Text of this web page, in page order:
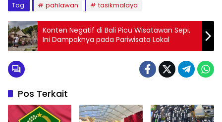
Tag: pahlawan tasikmalaya
Konten Negatif di Bali Picu Wisatawan Sepi,
Ini Dampaknya pada Pariwisata Lokal
Pos Terkait